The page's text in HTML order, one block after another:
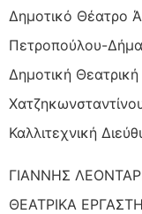
Δημοτικό Θέατρο
Πετροπούλου-
Δημοτική
Καλλιτεχνική
ΓΙΑΝΝΗΣ
ΘΕΑΤΡΙΚΑ